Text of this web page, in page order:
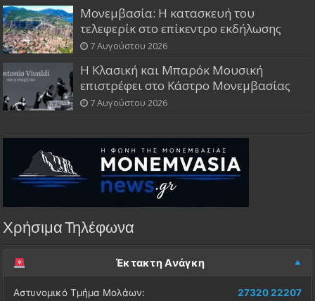
Μονεμβασία: Η κατασκευή του
τελεφερίκ στο επίκεντρο εκδήλωσης
7 Αυγούστου 2026
Η Κλασική και Μπαρόκ Μουσική
επιστρέφει στο Κάστρο Μονεμβασίας
7 Αυγούστου 2026
Χρήσιμα Τηλέφωνα
Έκτακτη Ανάγκη
Αστυνομικό Τμήμα Μολάων: 27320 22207